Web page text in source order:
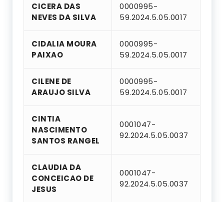
CICERA DAS
NEVES DA SILVA
0000995-
59.2024.5.05.0017
CIDALIA MOURA
PAIXAO
0000995-
59.2024.5.05.0017
CILENE DE
ARAUJO SILVA
0000995-
59.2024.5.05.0017
CINTIA
NASCIMENTO
SANTOS RANGEL
0001047-
92.2024.5.05.0037
CLAUDIA DA
CONCEICAO DE
JESUS
0001047-
92.2024.5.05.0037